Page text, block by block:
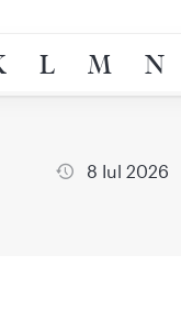
L M N
8 Iul 2026